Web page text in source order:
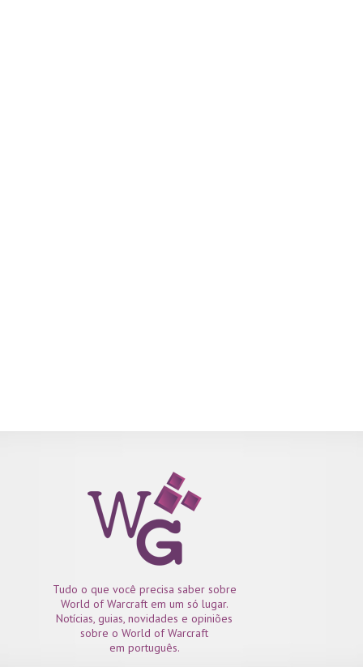
Tudo o que você precisa saber sobre
World of Warcraft em um só lugar.
Notícias, guias, novidades e opiniões
sobre o World of Warcraft
em português.